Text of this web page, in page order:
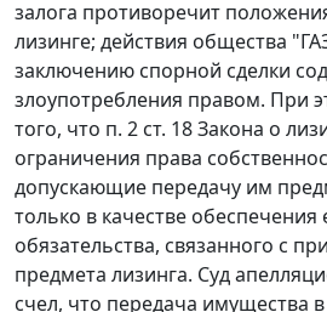
залога противоречит
лизинге; действия общества
заключению спорной сделки
злоупотребления правом. При
того, что п. 2 ст. 18 Закона о
ограничения права
допускающие передачу им
только в качестве обеспечения
обязательства, связанного с
предмета лизинга. Суд
счел, что передача имущества